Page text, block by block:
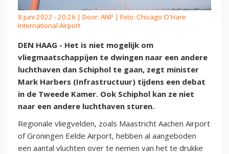
8 juni 2022 - 20:26 | Door: ANP | Foto: Chicago O'Hare
International Airport
DEN HAAG - Het is niet mogelijk om
vliegmaatschappijen te dwingen naar een andere
luchthaven dan Schiphol te gaan, zegt minister
Mark Harbers (Infrastructuur) tijdens een debat
in de Tweede Kamer. Ook Schiphol kan ze niet
naar een andere luchthaven sturen.
Regionale vliegvelden, zoals Maastricht Aachen Airport
of Groningen Eelde Airport, hebben al aangeboden
een aantal vluchten over te nemen van het te drukke